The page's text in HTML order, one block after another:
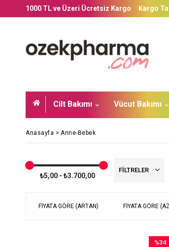
1000 TL ve Üzeri Ücretsiz Kargo Kargo
Cilt Bakımı Vücut Bakımı
Anasayfa > Anne-Bebek
₺5,00 - ₺3.700,00
FILTRELER
FIYATA GÖRE (ARTAN) FIYATA GÖRE
%34